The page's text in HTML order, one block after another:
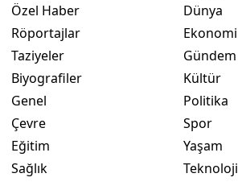
Özel Haber
Röportajlar
Taziyeler
Biyografiler
Genel
Çevre
Eğitim
Sağlık
Dünya
Ekonomi
Gündem
Kültür
Politika
Spor
Yaşam
Teknoloji